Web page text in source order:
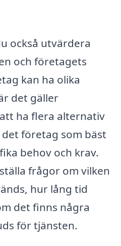
också utvärdera
och företagets
kan ha olika
det gäller
ha flera alternativ
företag som bäst
behov och krav.
frågor om vilken
hur lång tid
det finns några
för tjänsten.